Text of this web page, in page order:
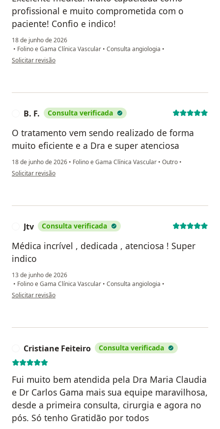
profissional e muito comprometida com o
paciente! Confio e indico!
18 de junho de 2026
• Folino e Gama Clínica Vascular • Consulta angiologia •
na opinião do utilizador Rayanna
Solicitar revisão
B. F. Consulta verificada
O tratamento vem sendo realizado de forma
muito eficiente e a Dra e super atenciosa
18 de junho de 2026 • Folino e Gama Clínica Vascular • Outro •
na opinião do utilizador B. F.
Solicitar revisão
Jtv Consulta verificada
Médica incrível , dedicada , atenciosa ! Super
indico
13 de junho de 2026
• Folino e Gama Clínica Vascular • Consulta angiologia •
na opinião do utilizador Jtv
Solicitar revisão
Cristiane Feiteiro Consulta verificada
Fui muito bem atendida pela Dra Maria Claudia
e Dr Carlos Gama mais sua equipe maravilhosa,
desde a primeira consulta, cirurgia e agora no
pós. Só tenho Gratidão por todos